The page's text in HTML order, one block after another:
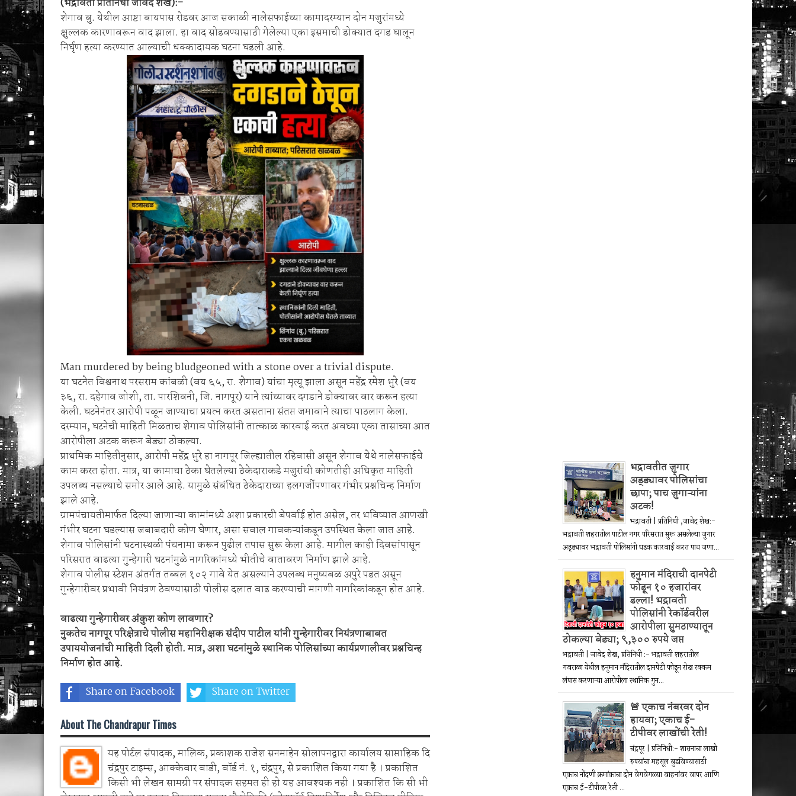
🚨 एकाच नंबरवर दोन हायवा; एकाच ई-टीपीवर लाखोंची रेती!
शेगाव पोलीस यांचा गर्भपात प्रकरणातील बोगस डॉ. विश्वास याचे वर गुन्हा दाखल.
शेगाव बु. येथील आष्टा बायपास रोडवर आज सकाळी नालेसफाईच्या कामादरम्यान दोन मजुरांमध्ये
क्षुल्लक कारणावरून वाद झाला. हा वाद सोडवण्यासाठी गेलेल्या एका इसमाची डोक्यात दगड घालून
निर्घृण हत्या करण्यात आल्याची धक्कादायक घटना घडली आहे.
Man murdered by being bludgeoned with a stone over a trivial dispute.
या घटनेत विश्वनाथ परसराम कांबळी (वय ६५, रा. शेगाव) यांचा मृत्यू झाला असून महेंद्र रमेश भुरे (वय
३६, रा. दहेगाव जोशी, ता. पारशिवनी, जि. नागपूर) याने त्यांच्यावर दगडाने डोक्यावर वार करून हत्या
केली. घटनेनंतर आरोपी पळून जाण्याचा प्रयत्न करत असताना संतप्त जमावाने त्याचा पाठलाग केला.
दरम्यान, घटनेची माहिती मिळताच शेगाव पोलिसांनी तात्काळ कारवाई करत अवघ्या एका तासाच्या आत
आरोपीला अटक करून बेड्या ठोकल्या.
प्राथमिक माहितीनुसार, आरोपी महेंद्र भुरे हा नागपूर जिल्ह्यातील रहिवासी असून शेगाव येथे नालेसफाईचे
काम करत होता. मात्र, या कामाचा ठेका घेतलेल्या ठेकेदाराकडे मजुरांची कोणतीही अधिकृत माहिती
उपलब्ध नसल्याचे समोर आले आहे. यामुळे संबंधित ठेकेदाराच्या हलगर्जीपणावर गंभीर प्रश्नचिन्ह निर्माण
झाले आहे.
ग्रामपंचायतीमार्फत दिल्या जाणाऱ्या कामांमध्ये अशा प्रकारची बेपर्वाई होत असेल, तर भविष्यात आणखी
गंभीर घटना घडल्यास जबाबदारी कोण घेणार, असा सवाल गावकऱ्यांकडून उपस्थित केला जात आहे.
शेगाव पोलिसांनी घटनास्थळी पंचनामा करून पुढील तपास सुरू केला आहे. मागील काही दिवसांपासून
परिसरात वाढत्या गुन्हेगारी घटनांमुळे नागरिकांमध्ये भीतीचे वातावरण निर्माण झाले आहे.
शेगाव पोलीस स्टेशन अंतर्गत तब्बल १०२ गावे येत असल्याने उपलब्ध मनुष्यबळ अपुरे पडत असून
गुन्हेगारीवर प्रभावी नियंत्रण ठेवण्यासाठी पोलीस दलात वाढ करण्याची मागणी नागरिकांकडून होत आहे.
वाढत्या गुन्हेगारीवर अंकुश कोण लावणार?
नुकतेच नागपूर परिक्षेत्राचे पोलीस महानिरीक्षक संदीप पाटील यांनी गुन्हेगारीवर नियंत्रणाबाबत
उपाययोजनांची माहिती दिली होती. मात्र, अशा घटनांमुळे स्थानिक पोलिसांच्या कार्यप्रणालीवर प्रश्नचिन्ह
निर्माण होत आहे.
Share on Facebook
Share on Twitter
About The Chandrapur Times
यह पोर्टल संपादक, मालिक, प्रकाशक राजेश सनमाहेन सोलापनद्वारा कार्यालय साप्ताहिक दि
चंद्रपुर टाइम्स, आक्केवार वाडी, वॉर्ड नं. १, चंद्रपुर, से प्रकाशित किया गया है । प्रकाशित
किसी भी लेखन सामग्री पर संपादक सहमत ही हो यह आवश्यक नही । प्रकाशित कि सी भी
भद्रावतीत जुगार
अड्ड्यावर पोलिसांचा
छापा; पाच जुगाऱ्यांना
अटक!
भद्रावती | प्रतिनिधी ,जावेद शेख:-
भद्रावती शहरातील पाटील नगर परिसरात सुरू असलेल्या जुगार
अड्ड्यावर भद्रावती पोलिसांनी धडक कारवाई करत पाच जणा...
हनुमान मंदिराची दानपेटी
फोडून १० हजारांवर
डल्ला! भद्रावती
पोलिसांनी रेकॉर्डवरील
आरोपीला सुमठाण्यातून
ठोकल्या बेड्या; ९,३०० रुपये जप्त
भद्रावती | जावेद शेख, प्रतिनिधी :- भद्रावती शहरातील
गवराळा येथील हनुमान मंदिरातील दानपेटी फोडून रोख रक्कम
लंपास करणाऱ्या आरोपीला स्थानिक गुन...
🚨 एकाच नंबरवर दोन
हायवा; एकाच ई-
टीपीवर लाखोंची रेती!
चंद्रपूर | प्रतिनिधी:- शासनाचा लाखो
रुपयांचा महसूल बुडविण्यासाठी
एकाच नोंदणी क्रमांकाचा दोन वेगवेगळ्या वाहनांवर वापर आणि
एकाच ई-टीपीवर रेती ...